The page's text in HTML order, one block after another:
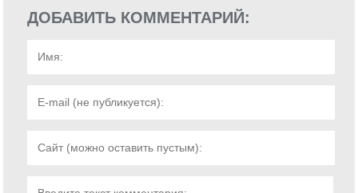
ДОБАВИТЬ КОММЕНТАРИЙ: